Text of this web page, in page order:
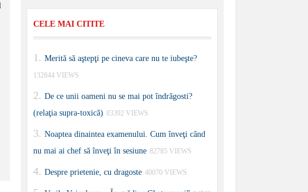
CELE MAI CITITE
Merită să aştepţi pe cineva care nu te iubeşte?
132844 VIEWS
De ce unii oameni nu se mai pot îndrăgosti?
(relaţia supra-toxică) 83392 VIEWS
Noaptea dinaintea examenului. Cum înveţi când
nu mai ai chef să înveţi în sesiune 82785 VIEWS
Despre prietenie, cu dragoste 40070 VIEWS